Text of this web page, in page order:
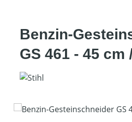
Benzin-
GS 461 - 45 cm
Bildergalerie überspringen